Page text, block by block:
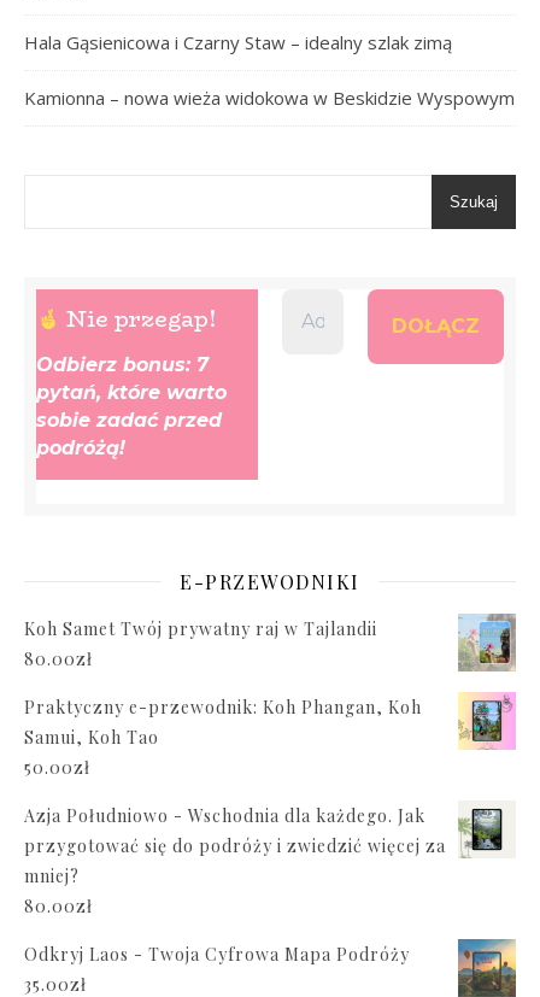
Hala Gąsienicowa i Czarny Staw – idealny szlak zimą
Kamionna – nowa wieża widokowa w Beskidzie Wyspowym
Szukaj
Nie przegap!
Odbierz bonus: 7
pytań, które warto
sobie zadać przed
podróżą!
E-PRZEWODNIKI
Koh Samet Twój prywatny raj w Tajlandii
80.00zł
Praktyczny e-przewodnik: Koh Phangan, Koh
Samui, Koh Tao
50.00zł
Azja Południowo - Wschodnia dla każdego. Jak
przygotować się do podróży i zwiedzić więcej za
mniej?
80.00zł
Odkryj Laos - Twoja Cyfrowa Mapa Podróży
35.00zł